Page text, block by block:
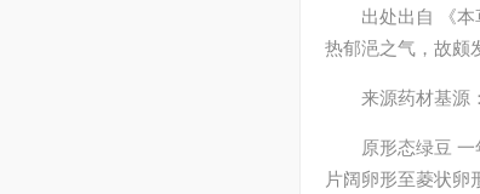
出处出自 《
热郁浥之气，故颇
来源药材基源
原形态绿豆
片阔卵形至菱状